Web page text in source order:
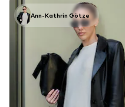
Ann-Kathrin Götze